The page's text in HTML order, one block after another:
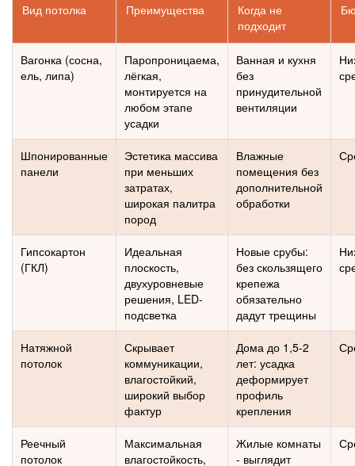
Вид потолка Преимущества
Когда не
подходит
Вагонка (сосна,
ель, липа)
Паропроницаема,
лёгкая,
монтируется на
любом этапе
усадки
Ванная и кухня
без
принудительной
вентиляции
Шпонированные
панели
Эстетика массива
при меньших
затратах,
широкая палитра
пород
Влажные
помещения без
дополнительной
обработки
Гипсокартон
(ГКЛ)
Идеальная
плоскость,
двухуровневые
решения, LED-
подсветка
Новые срубы:
без скользящего
крепежа
обязательно
дадут трещины
Натяжной
потолок
Скрывает
коммуникации,
влагостойкий,
широкий выбор
фактур
Дома до 1,5-2
лет: усадка
деформирует
профиль
крепления
Реечный
потолок
Максимальная
влагостойкость,
Жилые комнаты
- выглядит